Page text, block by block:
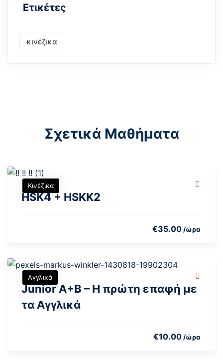
Ετικέτες
κινέζικα
Σχετικά Μαθήματα
Κινέζικα
HSK4 + HSKK2
€35.00 /ώρα
Αγγλικά
Junior A+B – Η πρώτη επαφή με
τα Αγγλικά
€10.00/ώρα